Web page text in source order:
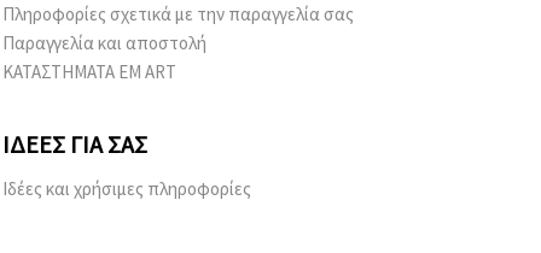
Πληροφορίες σχετικά με την παραγγελία σας
Παραγγελία και αποστολή
ΚΑΤΑΣΤΗΜΑΤΑ EM ART
ΙΔΈΕΣ ΓΙΑ ΣΑΣ
Ιδέες και χρήσιμες πληροφορίες